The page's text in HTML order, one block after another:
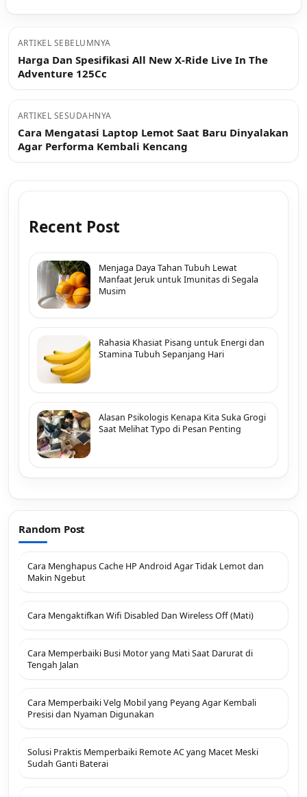
ARTIKEL SEBELUMNYA
Harga Dan Spesifikasi All New X-Ride Live In The
Adventure 125Cc
ARTIKEL SESUDAHNYA
Cara Mengatasi Laptop Lemot Saat Baru Dinyalakan
Agar Performa Kembali Kencang
Recent Post
Menjaga Daya Tahan Tubuh Lewat
Manfaat Jeruk untuk Imunitas di Segala
Musim
Rahasia Khasiat Pisang untuk Energi dan
Stamina Tubuh Sepanjang Hari
Alasan Psikologis Kenapa Kita Suka Grogi
Saat Melihat Typo di Pesan Penting
Random Post
Cara Menghapus Cache HP Android Agar Tidak Lemot dan
Makin Ngebut
Cara Mengaktifkan Wifi Disabled Dan Wireless Off (Mati)
Cara Memperbaiki Busi Motor yang Mati Saat Darurat di
Tengah Jalan
Cara Memperbaiki Velg Mobil yang Peyang Agar Kembali
Presisi dan Nyaman Digunakan
Solusi Praktis Memperbaiki Remote AC yang Macet Meski
Sudah Ganti Baterai